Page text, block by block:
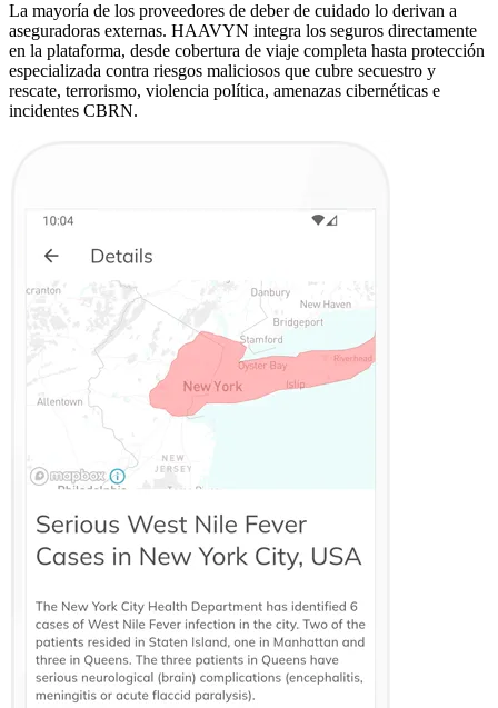
La mayoría de los proveedores de deber de cuidado lo derivan a
aseguradoras externas. HAAVYN integra los seguros directamente
en la plataforma, desde cobertura de viaje completa hasta protección
especializada contra riesgos maliciosos que cubre secuestro y
rescate, terrorismo, violencia política, amenazas cibernéticas e
incidentes CBRN.